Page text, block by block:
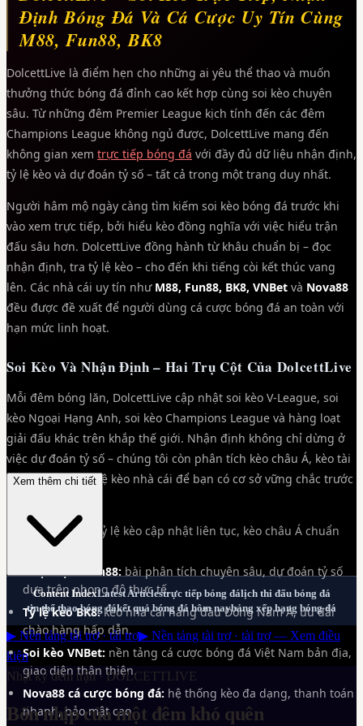
Định Bóng Đá Và Cá Cược Uy Tín Cùng
M88, Fun88, BK8
DolcettLive là điểm hẹn cho những ai yêu thể thao và muốn
thưởng thức bóng đá đỉnh cao kết hợp cùng soi kèo chuyên
sâu. Từ những đêm Premier League kịch tính đến các đêm
Champions League không ngủ được, DolcettLive mang đến
không gian xem trực tiếp bóng đá với đầy đủ dữ liệu nhận định,
tỷ lệ kèo và dự đoán tỷ số – tất cả trong một trang duy nhất.
Người hâm mộ ngày càng tìm kiếm soi kèo bóng đá trước khi
vào xem trực tiếp, bởi hiểu kèo đồng nghĩa với việc hiểu trận
đấu sâu hơn. DolcettLive đồng hành từ khâu chuẩn bị – đọc
nhận định, tra tỷ lệ kèo – cho đến khi tiếng còi kết thúc vang
lên. Các nhà cái uy tín như M88, Fun88, BK8, VNBet và Nova88
đều được đề xuất để người dùng cá cược bóng đá an toàn với
hạn mức linh hoạt.
Soi Kèo Và Nhận Định – Hai Trụ Cột Của DolcettLive
Mỗi đêm bóng lăn, DolcettLive cập nhật soi kèo V-League, soi
kèo Ngoại Hạng Anh, soi kèo Champions League và hàng loạt
giải đấu khác trên khắp thế giới. Nhận định không chỉ dừng ở
việc dự đoán tỷ số – chúng tôi còn phân tích kèo châu Á, kèo tài
xỉu, xu hướng tỷ lệ kèo nhà cái để bạn có cơ sở vững chắc trước
Soi kèo M88:
tỷ lệ kèo cập nhật liên tục, kèo châu Á chuẩn
xác từng trận.
Nhận định Fun88: bài phân tích chuyên sâu, dự đoán tỷ số
dựa trên phong độ thực tế.
Tỷ lệ kèo BK8:kèo nhà cái hàng đầu Đông Nam Á, ưu đãi
chào hàng hấp dẫn.
Soi kèo VNBet: nền tảng cá cược bóng đá Việt Nam bản địa,
giao diện thân thiện.
Nova88 cá cược bóng đá: hệ thống kèo đa dạng, thanh toán
nhanh, bảo mật cao.
Xem thêm chi tiết
Content IndexLatest Articlestrực tiếp bóng đálịch thi đấu bóng đá
tin thể thao bóng đákết quả bóng đá hôm naybảng xếp hạng bóng đá
▶ Nền tảng tài trợ · tài trợ▶ Nền tảng tài trợ · tài trợ — Xem điều
kiện
Nhật ký đêm trận · DOLCETTLIVE
Bốn nhịp của một đêm khó quên